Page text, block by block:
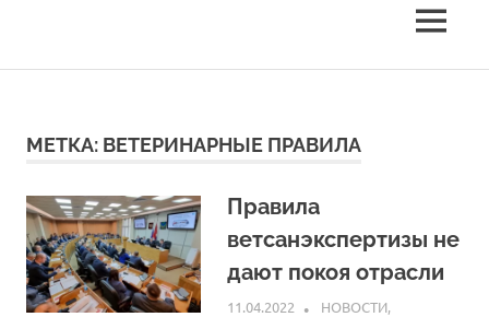
Приморья
MENU
МЕТКА: ВЕТЕРИНАРНЫЕ ПРАВИЛА
Правила
ветсанэкспертизы не
дают покоя отрасли
11.04.2022 ARPP
НОВОСТИ,